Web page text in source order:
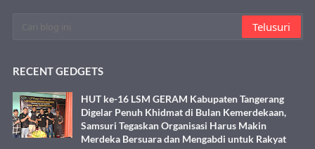
RECENT GEDGETS
HUT ke-16 LSM GERAM Kabupaten Tangerang
Digelar Penuh Khidmat di Bulan Kemerdekaan,
Samsuri Tegaskan Organisasi Harus Makin
Merdeka Bersuara dan Mengabdi untuk Rakyat